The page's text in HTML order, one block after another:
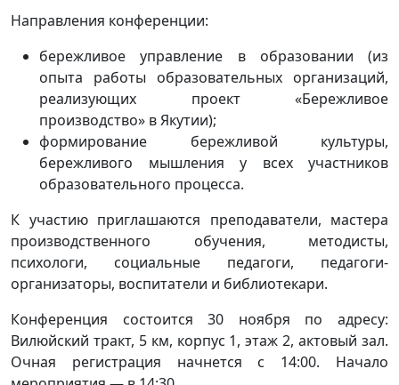
Направления конференции:
бережливое управление в образовании (из
опыта работы образовательных организаций,
реализующих проект «Бережливое
производство» в Якутии);
формирование бережливой культуры,
бережливого мышления у всех участников
образовательного процесса.
К участию приглашаются преподаватели, мастера
производственного обучения, методисты,
психологи, социальные педагоги, педагоги-
организаторы, воспитатели и библиотекари.
Конференция состоится 30 ноября по адресу:
Вилюйский тракт, 5 км, корпус 1, этаж 2, актовый зал.
Очная регистрация начнется с 14:00. Начало